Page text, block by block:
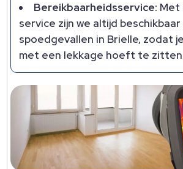
Bereikbaarheidsservice: Met
service zijn we altijd
spoedgevallen in Brielle, zodat
met een lekkage hoeft te